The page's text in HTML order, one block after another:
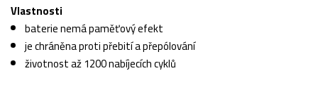
Vlastnosti
baterie nemá paměťový efekt
je chráněna proti přebití a přepólování
životnost až 1200 nabíjecích cyklů